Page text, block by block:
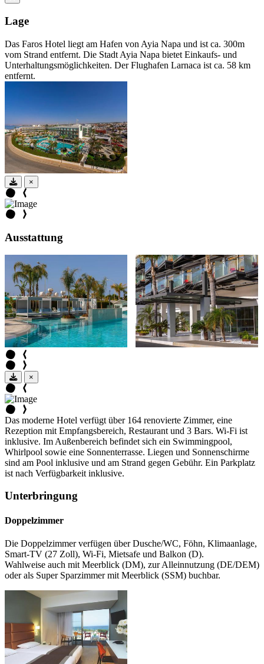
Lage
Das Faros Hotel liegt am Hafen von Ayia Napa und ist ca. 300m
vom Strand entfernt. Die Stadt Ayia Napa bietet Einkaufs- und
Unterhaltungsmöglichkeiten. Der Flughafen Larnaca ist ca. 58 km
entfernt.
×
Ausstattung
×
Das moderne Hotel verfügt über 164 renovierte Zimmer, eine
Rezeption mit Empfangsbereich, Restaurant und 3 Bars. Wi-Fi ist
inklusive. Im Außenbereich befindet sich ein Swimmingpool,
Whirlpool sowie eine Sonnenterrasse. Liegen und Sonnenschirme
sind am Pool inklusive und am Strand gegen Gebühr. Ein Parkplatz
ist nach Verfügbarkeit inklusive.
Unterbringung
Doppelzimmer
Die Doppelzimmer verfügen über Dusche/WC, Föhn, Klimaanlage,
Smart-TV (27 Zoll), Wi-Fi, Mietsafe und Balkon (D).
Wahlweise auch mit Meerblick (DM), zur Alleinnutzung (DE/DEM)
oder als Super Sparzimmer mit Meerblick (SSM) buchbar.